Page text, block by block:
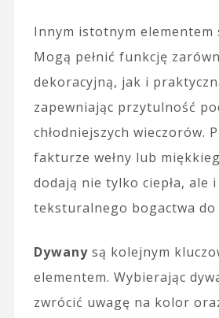
Innym istotnym elementem
Mogą pełnić funkcję
dekoracyjną, jak i
zapewniając przytulność
chłodniejszych wieczorów.
fakturze wełny lub
dodają nie tylko ciepła, ale i
teksturalnego bogactwa do
Dywanysą kolejnym
elementem. Wybierając
zwrócić uwagę na kolor